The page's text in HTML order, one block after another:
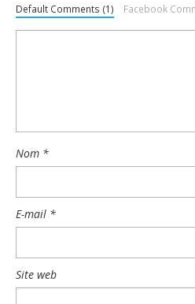
Default Comments (1) Facebook
Nom *
E-mail *
Site web